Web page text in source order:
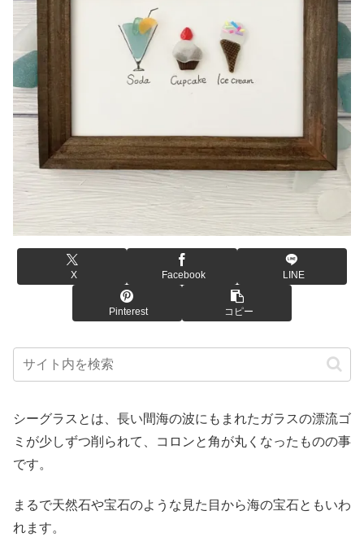
X Facebook LINE
Pinterest コピー
シーグラスとは、長い間海の波にもまれたガラスの漂流ゴ
ミが少しずつ削られて、コロンと角が丸くなったものの事
です。
まるで天然石や宝石のような見た目から海の宝石ともいわ
れます。